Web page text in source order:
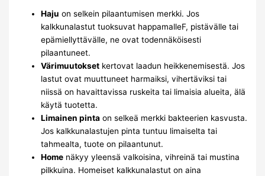
Haju on selkein pilaantumisen merkki. Jos
kalkkunalastut tuoksuvat happamalleF, pistävälle tai
epämiellyttävälle, ne ovat todennäköisesti
pilaantuneet.
Värimuutokset kertovat laadun heikkenemisestä. Jos
lastut ovat muuttuneet harmaiksi, vihertäviksi tai
niissä on havaittavissa ruskeita tai limaisia alueita, älä
käytä tuotetta.
Limainen pinta on selkeä merkki bakteerien kasvusta.
Jos kalkkunalastujen pinta tuntuu limaiselta tai
tahmealta, tuote on pilaantunut.
Home näkyy yleensä valkoisina, vihreinä tai mustina
pilkkuina. Homeiset kalkkunalastut on aina